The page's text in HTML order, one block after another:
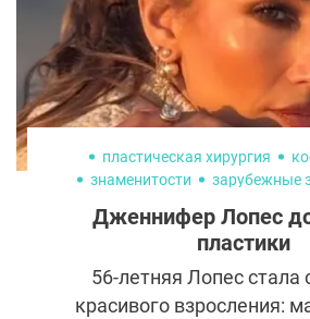
питания.
пластическая хирургия
знаменитости
зарубежные
Дженнифер Лопес
пластики
56-летняя Лопес стала
красивого взросления: